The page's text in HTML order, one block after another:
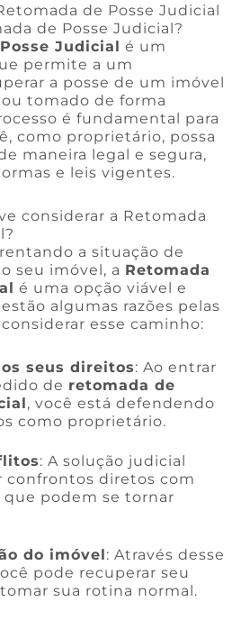
de Posse Judicial
de Posse Judicial?
Judicial é um
permite a um
a posse de um imóvel
tomado de forma
é fundamental para
como proprietário, possa
maneira legal e segura,
e leis vigentes.
considerar a Retomada
a situação de
seu imóvel, a Retomada
é uma opção viável e
algumas razões pelas
esse caminho:
seus direitos: Ao entrar
de retomada de
, você está defendendo
como proprietário.
: A solução judicial
confrontos diretos com
que podem se tornar
do imóvel: Através desse
pode recuperar seu
sua rotina normal.